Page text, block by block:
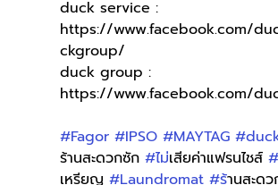
duck service :
https://www.facebook.com/
ckgroup/
duck group :
https://www.facebook.com/
#Fagor #IPSO #MAYTAG
ร้านสะดวกซัก #ไม่เสียค่าแฟรนไชส์
เหรียญ #Laundromat #รานสะด